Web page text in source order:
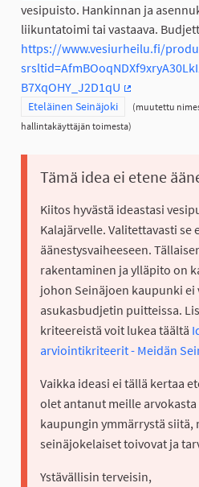
vesipuisto. Hankinnan ja
liikuntatoimi tai vastaava.
https://www.vesiurheilu.fi/
B7XqOHY_J2D1qU
(Ulkoinen
Rajaa tulokset teeman mukaan:
Eteläinen Seinäjoki (muutettu
hallintakäyttäjän toimesta)
Tämä idea ei etene
Kiitos hyvästä ideastasi
Kalajärvelle. Valitettavasti se
äänestysvaiheeseen.
rakentaminen ja ylläpito on
johon Seinäjoen kaupunki ei
asukasbudjetin puitteissa.
kriteereistä voit lukea täältä
arviointikriteerit - Meidän
Vaikka ideasi ei tällä kertaa
olet antanut meille
kaupungin ymmärrystä siitä,
seinäjokelaiset toivovat ja
Ystävällisin terveisin,